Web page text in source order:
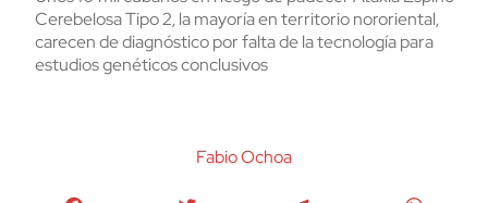
Cerebelosa Tipo 2, la mayoría en territorio nororiental,
carecen de diagnóstico por falta de la tecnología para
estudios genéticos conclusivos
Fabio Ochoa